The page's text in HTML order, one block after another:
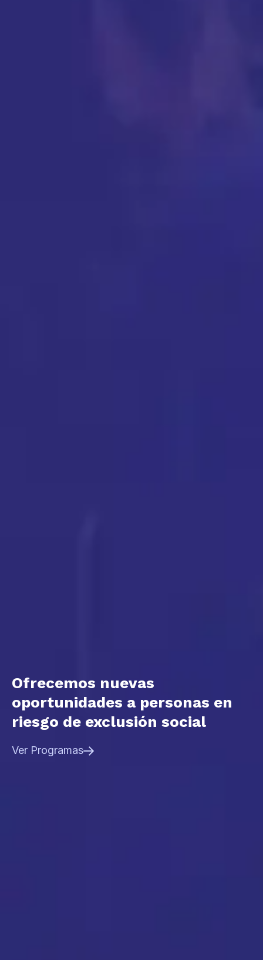
Ofrecemos nuevas
oportunidades a personas en
riesgo de exclusión social
Ver Programas